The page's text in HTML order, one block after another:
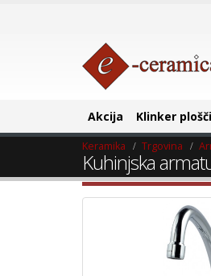
Akcija Klinker
Keramika Trgovina
Kuhinjska